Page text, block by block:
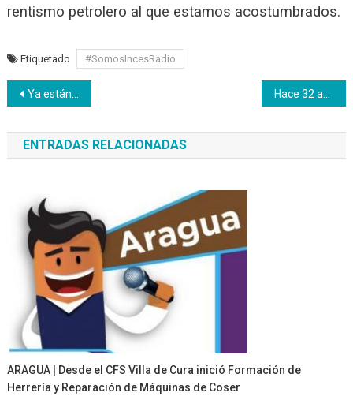
rentismo petrolero al que estamos acostumbrados.
Etiquetado #SomosIncesRadio
Navegación
de
entradas
Ya están abiertas las inscripciones para estudiar bachillerato productivo en el Inces
ENTRADAS RELACIONADAS
ARAGUA | Desde el CFS Villa de Cura inició Formación de
Herrería y Reparación de Máquinas de Coser